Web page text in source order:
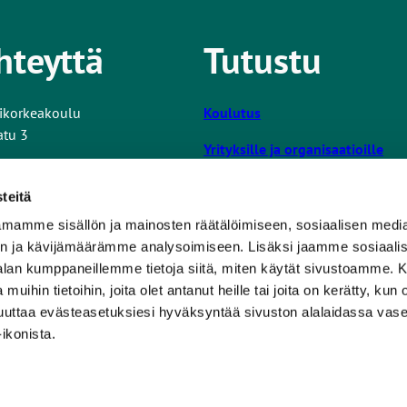
sisällön ja mainosten räätälöimiseen, sosiaalisen
ja kävijämäärämme analysoimiseen. Lisäksi jaamme
kumppaneillemme tietoja siitä, miten käytät sivustoamme.
muihin tietoihin, joita olet antanut heille tai joita on kerätty, kun
evästeasetuksiesi hyväksyntää sivuston alalaidassa
3
nettisivuistaL
i
n
k
k
Tutustu
Koulutus
Yrityksille ja organisaatioille
Turun AMK
Opiskelijalle
Uutishuone